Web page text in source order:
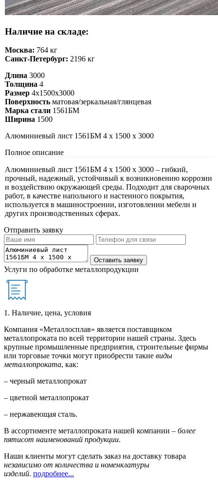
Наличие на складе:
Москва: 764 кг
Санкт-Петербург: 2196 кг
Длина 3000
Толщина 4
Размер 4х1500х3000
Поверхность матовая/зеркальная/глянцевая
Марка стали 1561БМ
Ширина 1500
Алюминиевый лист 1561БМ 4 х 1500 х 3000
Полное описание
Алюминиевый лист 1561БМ 4 х 1500 х 3000 – гибкий,
прочный, надежный, устойчивый к возникновению коррозии
и воздействию окружающей среды. Подходит для сварочных
работ, в качестве напольного и настенного покрытия,
используется в машиностроении, изготовлении мебели и
других производственных сферах.
Отправить заявку
Услуги по обработке металлопродукции
1. Наличие, цена, условия
Компания «Металлосплав» является поставщиком
металлопроката по всей территории нашей страны. Здесь
крупные промышленные предприятия, строительные фирмы
или торговые точки могут приобрести такие виды
металлопроката, как:
– черный металлопрокат
– цветной металлопрокат
– нержавеющая сталь.
В ассортименте металлопроката нашей компании – более
пятисот наименований продукции.
Наши клиенты могут сделать заказ на доставку товара
независимо от количества и номенклатуры
изделий. подробнее...